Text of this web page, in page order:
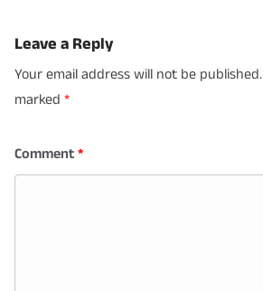
Leave a Reply
Your email address will not be published.
marked *
Comment*